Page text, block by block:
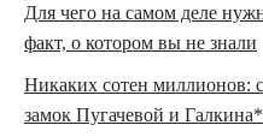
Для чего на самом деле
факт, о котором вы не знали
Никаких сотен миллионов:
замок Пугачевой и